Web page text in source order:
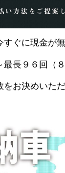
すぐに現金が
最長９６回（
をお決めいた